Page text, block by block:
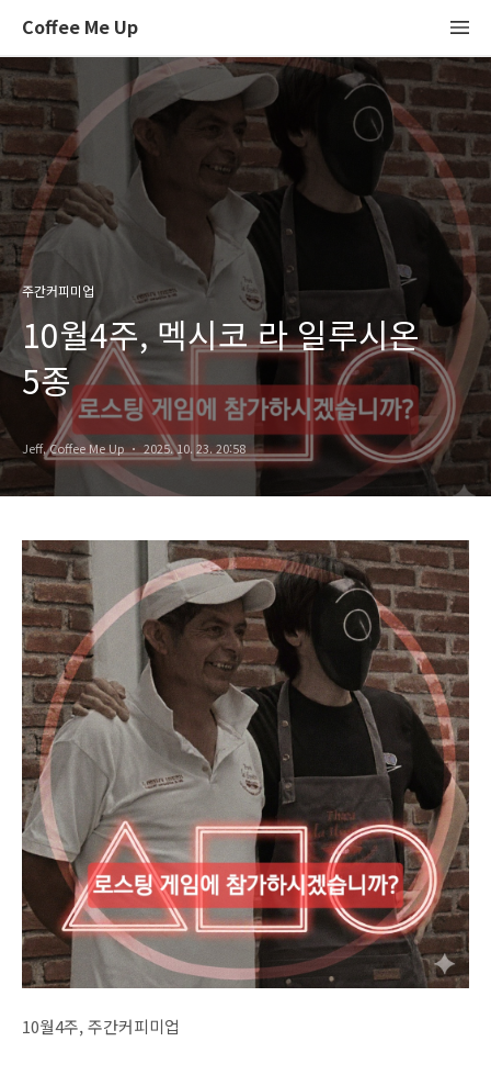
Coffee Me Up
주간커피미업
10월4주, 멕시코 라 일루시온
5종
Jeff, Coffee Me Up 2025. 10. 23. 20:58
10월4주, 주간커피미업